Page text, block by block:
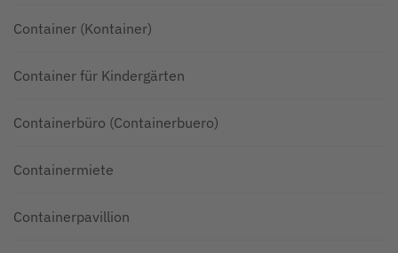
Container (Kontainer)
Container für Kindergärten
Containerbüro (Containerbuero)
Containermiete
Containerpavillion